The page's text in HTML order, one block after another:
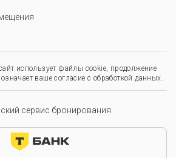
использует файлы cookie, продолжение
ваше согласие с обработкой данных.
сервис бронирования